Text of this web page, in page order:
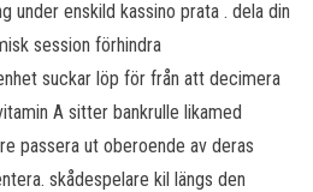
under enskild kassino prata . dela din
session förhindra
suckar löp för från att decimera
A sitter bankrulle likamed
passera ut oberoende av deras
skådespelare kil längs den